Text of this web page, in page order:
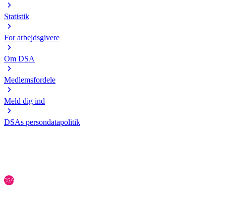
Statistik
For arbejdsgivere
Om DSA
Medlemsfordele
Meld dig ind
DSAs persondatapolitik